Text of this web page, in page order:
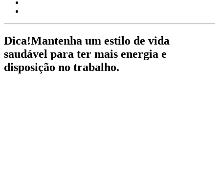
Dica!Mantenha um estilo de vida
saudável para ter mais energia e
disposição no trabalho.